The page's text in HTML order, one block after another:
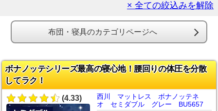
× 全ての絞込みを解除
布団・寝具のカテゴリページへ
ボナノッテシリーズ最高の寝心地！腰回りの体圧を分散
してラク！
(4.33)
西川 マットレス ボナノッテネ
オ セミダブル グレー BU5657